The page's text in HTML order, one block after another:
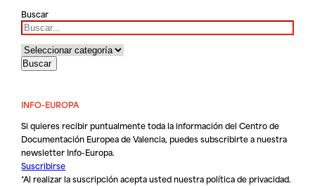
Buscar
INFO-EUROPA
Si quieres recibir puntualmente toda la información del Centro de
Documentación Europea de Valencia, puedes subscribirte a nuestra
newsletter Info-Europa.
Suscribirse
*Al realizar la suscripción acepta usted nuestrapolítica de privacidad.